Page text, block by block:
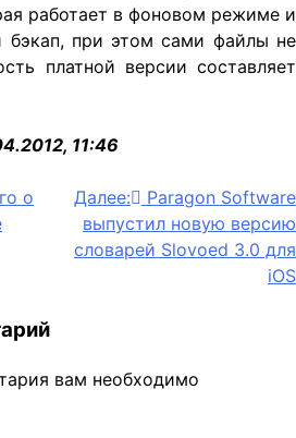
работает в фоновом режиме и
бэкап, при этом сами файлы не
платной версии составляет
11:46
о
Далее:
Paragon Software
выпустил новую версию
словарей Slovoed 3.0 для
iOS
вам необходимо